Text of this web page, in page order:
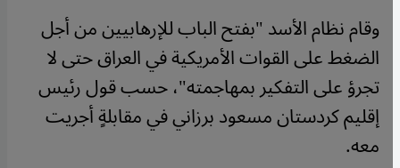
وقام نظام الأسد "بفتح الباب للإرهابيين من أجل
الضغط على القوات الأمريكية في العراق حتى لا
تجرؤ على التفكير بمهاجمته"، حسب قول رئيس
إقليم كردستان مسعود برزاني في مقابلةٍ أجريت
معه.